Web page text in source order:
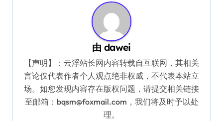
由dawei
【声明】：云浮站长网内容转载自互联网，其相关
言论仅代表作者个人观点绝非权威，不代表本站立
场。如您发现内容存在版权问题，请提交相关链接
至邮箱：bqsm@foxmail.com，我们将及时予以处
理。